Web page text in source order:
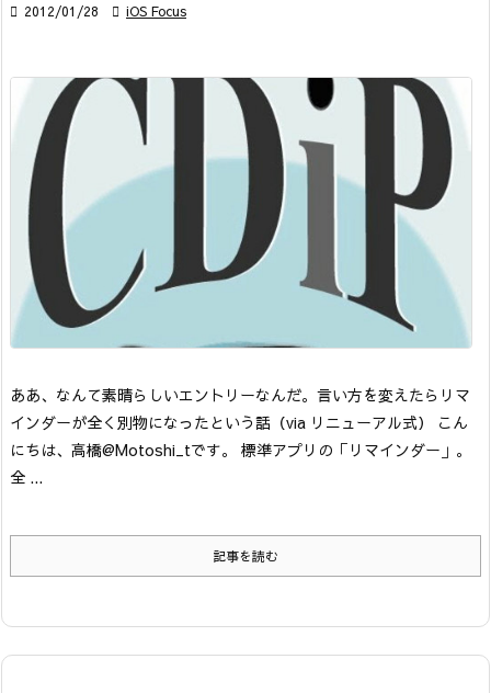
 2012/01/28  iOS Focus
ああ、なんて素晴らしいエントリーなんだ。 言い方を変えたらリマ
インダーが全く別物になったという話 （via リニューアル式）
こん
にちは、高橋@Motoshi_tです。 標準アプリの「リマインダー」。
全 ...
記事を読む